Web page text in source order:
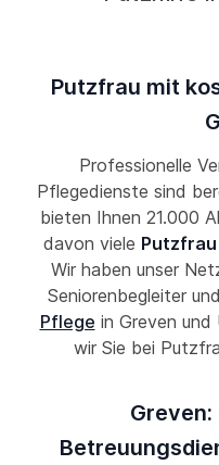
Putzfrau mit
Professionelle
Pflegedienste sind
bieten Ihnen 21.000
davon viele
Wir haben unser
Seniorenbegleiter
Pflege in Greven und
wir Sie bei